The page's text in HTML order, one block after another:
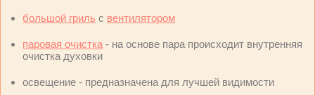
большой гриль с вентилятором
паровая очистка - на основе пара происходит внутренняя
очистка духовки
освещение - предназначена для лучшей видимости